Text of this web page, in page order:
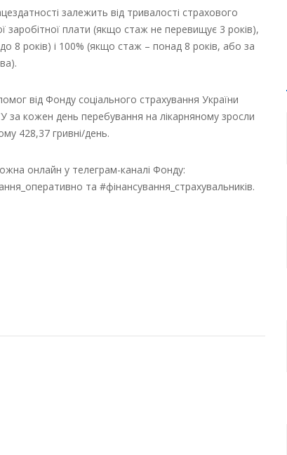
залежить від тривалості страхового
заробітної плати (якщо стаж не перевищує 3 років),
8 років) і 100% (якщо стаж – понад 8 років, або за
від Фонду соціального страхування України
за кожен день перебування на лікарняному зросли
428,37 гривні/день.
онлайн у телеграм-каналі Фонду:
та #фінансування_страхувальників.